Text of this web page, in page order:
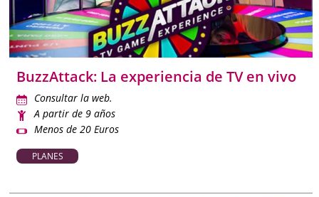
BuzzAttack: La experiencia de TV en vivo
Consultar la web.
A partir de 9 años
Menos de 20 Euros
PLANES